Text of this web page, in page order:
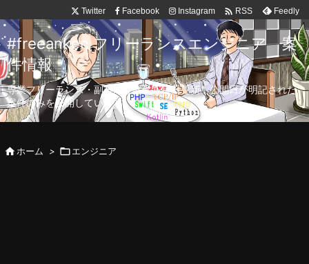
Twitter Facebook Instagram  RSS Feedly
#freeanken フリーランスエンジニア 案
件情報
専業フリーランス・副業向け案件を毎日更新！公開日が明記された
案件のみを公開しています。
ホーム > エンジニア